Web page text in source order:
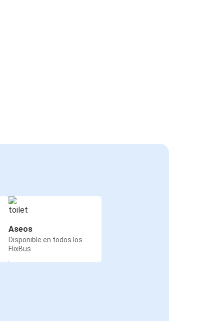
Aseos
Disponible en todos los
FlixBus